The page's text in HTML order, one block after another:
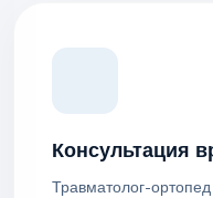
Консультация
Травматолог-